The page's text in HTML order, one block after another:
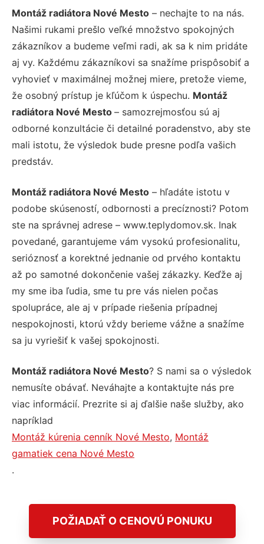
Montáž radiátora Nové Mesto – nechajte to na nás.
Našimi rukami prešlo veľké množstvo spokojných
zákazníkov a budeme veľmi radi, ak sa k nim pridáte
aj vy. Každému zákazníkovi sa snažíme prispôsobiť a
vyhovieť v maximálnej možnej miere, pretože vieme,
že osobný prístup je kľúčom k úspechu. Montáž
radiátora Nové Mesto – samozrejmosťou sú aj
odborné konzultácie či detailné poradenstvo, aby ste
mali istotu, že výsledok bude presne podľa vašich
predstáv.
Montáž radiátora Nové Mesto – hľadáte istotu v
podobe skúseností, odbornosti a precíznosti? Potom
ste na správnej adrese – www.teplydomov.sk. Inak
povedané, garantujeme vám vysokú profesionalitu,
serióznosť a korektné jednanie od prvého kontaktu
až po samotné dokončenie vašej zákazky. Keďže aj
my sme iba ľudia, sme tu pre vás nielen počas
spolupráce, ale aj v prípade riešenia prípadnej
nespokojnosti, ktorú vždy berieme vážne a snažíme
sa ju vyriešiť k vašej spokojnosti.
Montáž radiátora Nové Mesto? S nami sa o výsledok
nemusíte obávať. Neváhajte a kontaktujte nás pre
viac informácií. Prezrite si aj ďalšie naše služby, ako
napríklad
Montáž kúrenia cenník Nové Mesto, Montáž
gamatiek cena Nové Mesto
.
POŽIADAŤ O CENOVÚ PONUKU